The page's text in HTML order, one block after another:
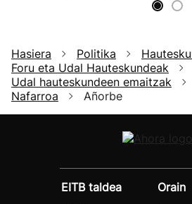
Hasiera Politika
Foru eta Udal Hauteskundeak
Udal hauteskundeen emaitzak
Nafarroa
Añorbe
EITB taldea
Orain